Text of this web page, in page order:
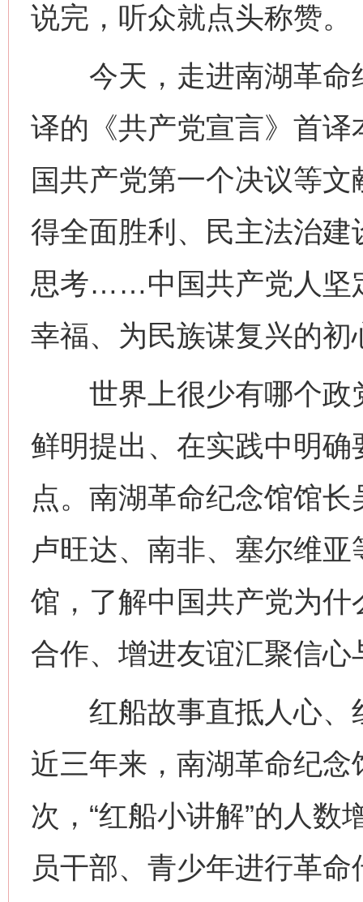
说完，听众就点头称赞。
今天，走进南湖革命
译的《共产党宣言》首
国共产党第一个决议等
得全面胜利、民主法治
思考……中国共产党人坚
幸福、为民族谋复兴的
世界上很少有哪个政
鲜明提出、在实践中明
点。南湖革命纪念馆馆
卢旺达、南非、塞尔维
馆，了解中国共产党为
合作、增进友谊汇聚信心
红船故事直抵人心、
近三年来，南湖革命纪
次，“红船小讲解”的人
员干部、青少年进行革